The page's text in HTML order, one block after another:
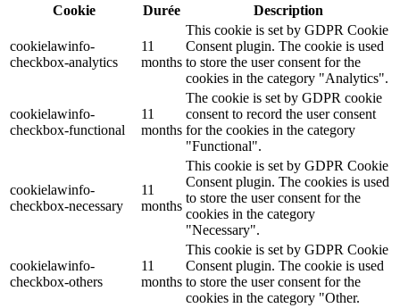
Cookie
Durée Description
cookielawinfo-
checkbox-analytics
11
months
This cookie is set by GDPR Cookie
Consent plugin. The cookie is used
to store the user consent for the
cookies in the category "Analytics".
cookielawinfo-
checkbox-functional
11
months
The cookie is set by GDPR cookie
consent to record the user consent
for the cookies in the category
"Functional".
cookielawinfo-
checkbox-necessary
11
months
This cookie is set by GDPR Cookie
Consent plugin. The cookies is used
to store the user consent for the
cookies in the category
"Necessary".
cookielawinfo-
checkbox-others
11
months
This cookie is set by GDPR Cookie
Consent plugin. The cookie is used
to store the user consent for the
cookies in the category "Other.